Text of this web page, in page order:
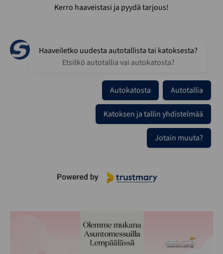
Kerro haaveistasi ja pyydä tarjous!
Haaveiletko uudesta autotallista tai katoksesta?
Etsitkö autotallia vai autokatosta?
Autokatosta Autotallia
Katoksen ja tallin yhdistelmää
Jotain muuta?